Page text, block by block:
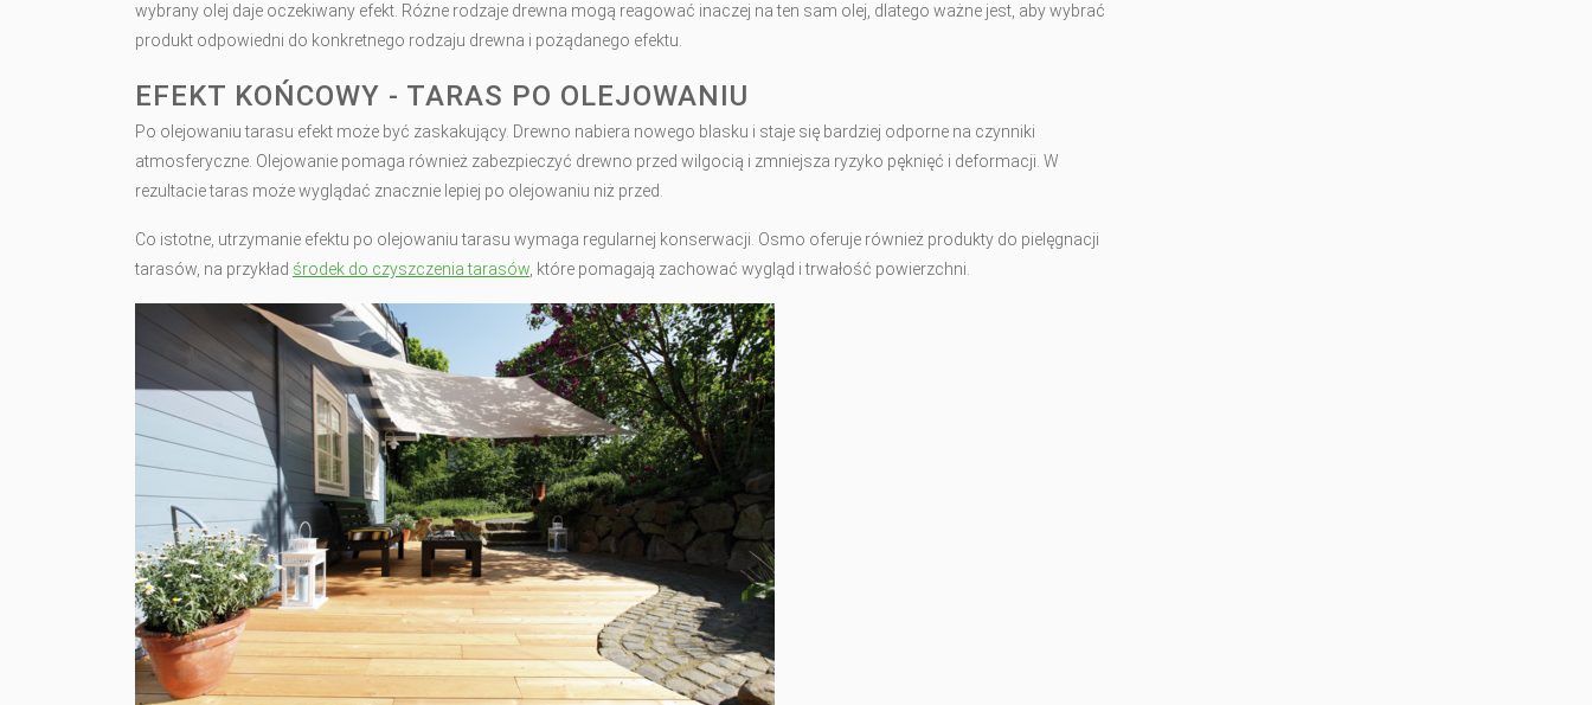
wybrany olej daje oczekiwany efekt. Różne rodzaje drewna mogą reagować inaczej na ten sam olej, dlatego ważne jest, aby wybrać
produkt odpowiedni do konkretnego rodzaju drewna i pożądanego efektu.
EFEKT KOŃCOWY - TARAS PO OLEJOWANIU
Po olejowaniu tarasu efekt może być zaskakujący. Drewno nabiera nowego blasku i staje się bardziej odporne na czynniki
atmosferyczne. Olejowanie pomaga również zabezpieczyć drewno przed wilgocią i zmniejsza ryzyko pęknięć i deformacji. W
rezultacie taras może wyglądać znacznie lepiej po olejowaniu niż przed.
Co istotne, utrzymanie efektu po olejowaniu tarasu wymaga regularnej konserwacji. Osmo oferuje również produkty do pielęgnacji
tarasów, na przykład środek do czyszczenia tarasów , które pomagają zachować wygląd i trwałość powierzchni.